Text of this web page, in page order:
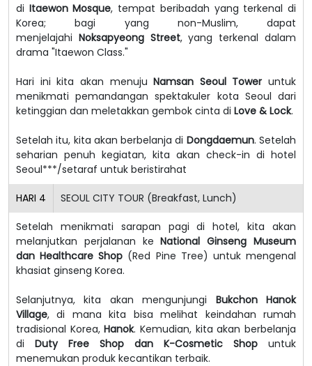
di Itaewon Mosque, tempat beribadah yang terkenal di
Korea; bagi yang non-Muslim, dapat
menjelajahi Noksapyeong Street, yang terkenal dalam
drama "Itaewon Class."
Hari ini kita akan menujuNamsan Seoul Tower untuk
menikmati pemandangan spektakuler kota Seoul dari
ketinggian dan meletakkan gembok cinta di Love & Lock.
Setelah itu, kita akan berbelanja di Dongdaemun. Setelah
seharian penuh kegiatan, kita akan check-in di hotel
Seoul***/setaraf untuk beristirahat
HARI 4 SEOUL CITY TOUR (Breakfast, Lunch)
Setelah menikmati sarapan pagi di hotel, kita akan
melanjutkan perjalanan keNational Ginseng Museum
dan Healthcare Shop (Red Pine Tree) untuk mengenal
khasiat ginseng Korea.
Selanjutnya, kita akan mengunjungi Bukchon Hanok
Village, di mana kita bisa melihat keindahan rumah
tradisional Korea,Hanok. Kemudian, kita akan berbelanja
di Duty Free Shop dan K-Cosmetic Shop untuk
menemukan produk kecantikan terbaik.